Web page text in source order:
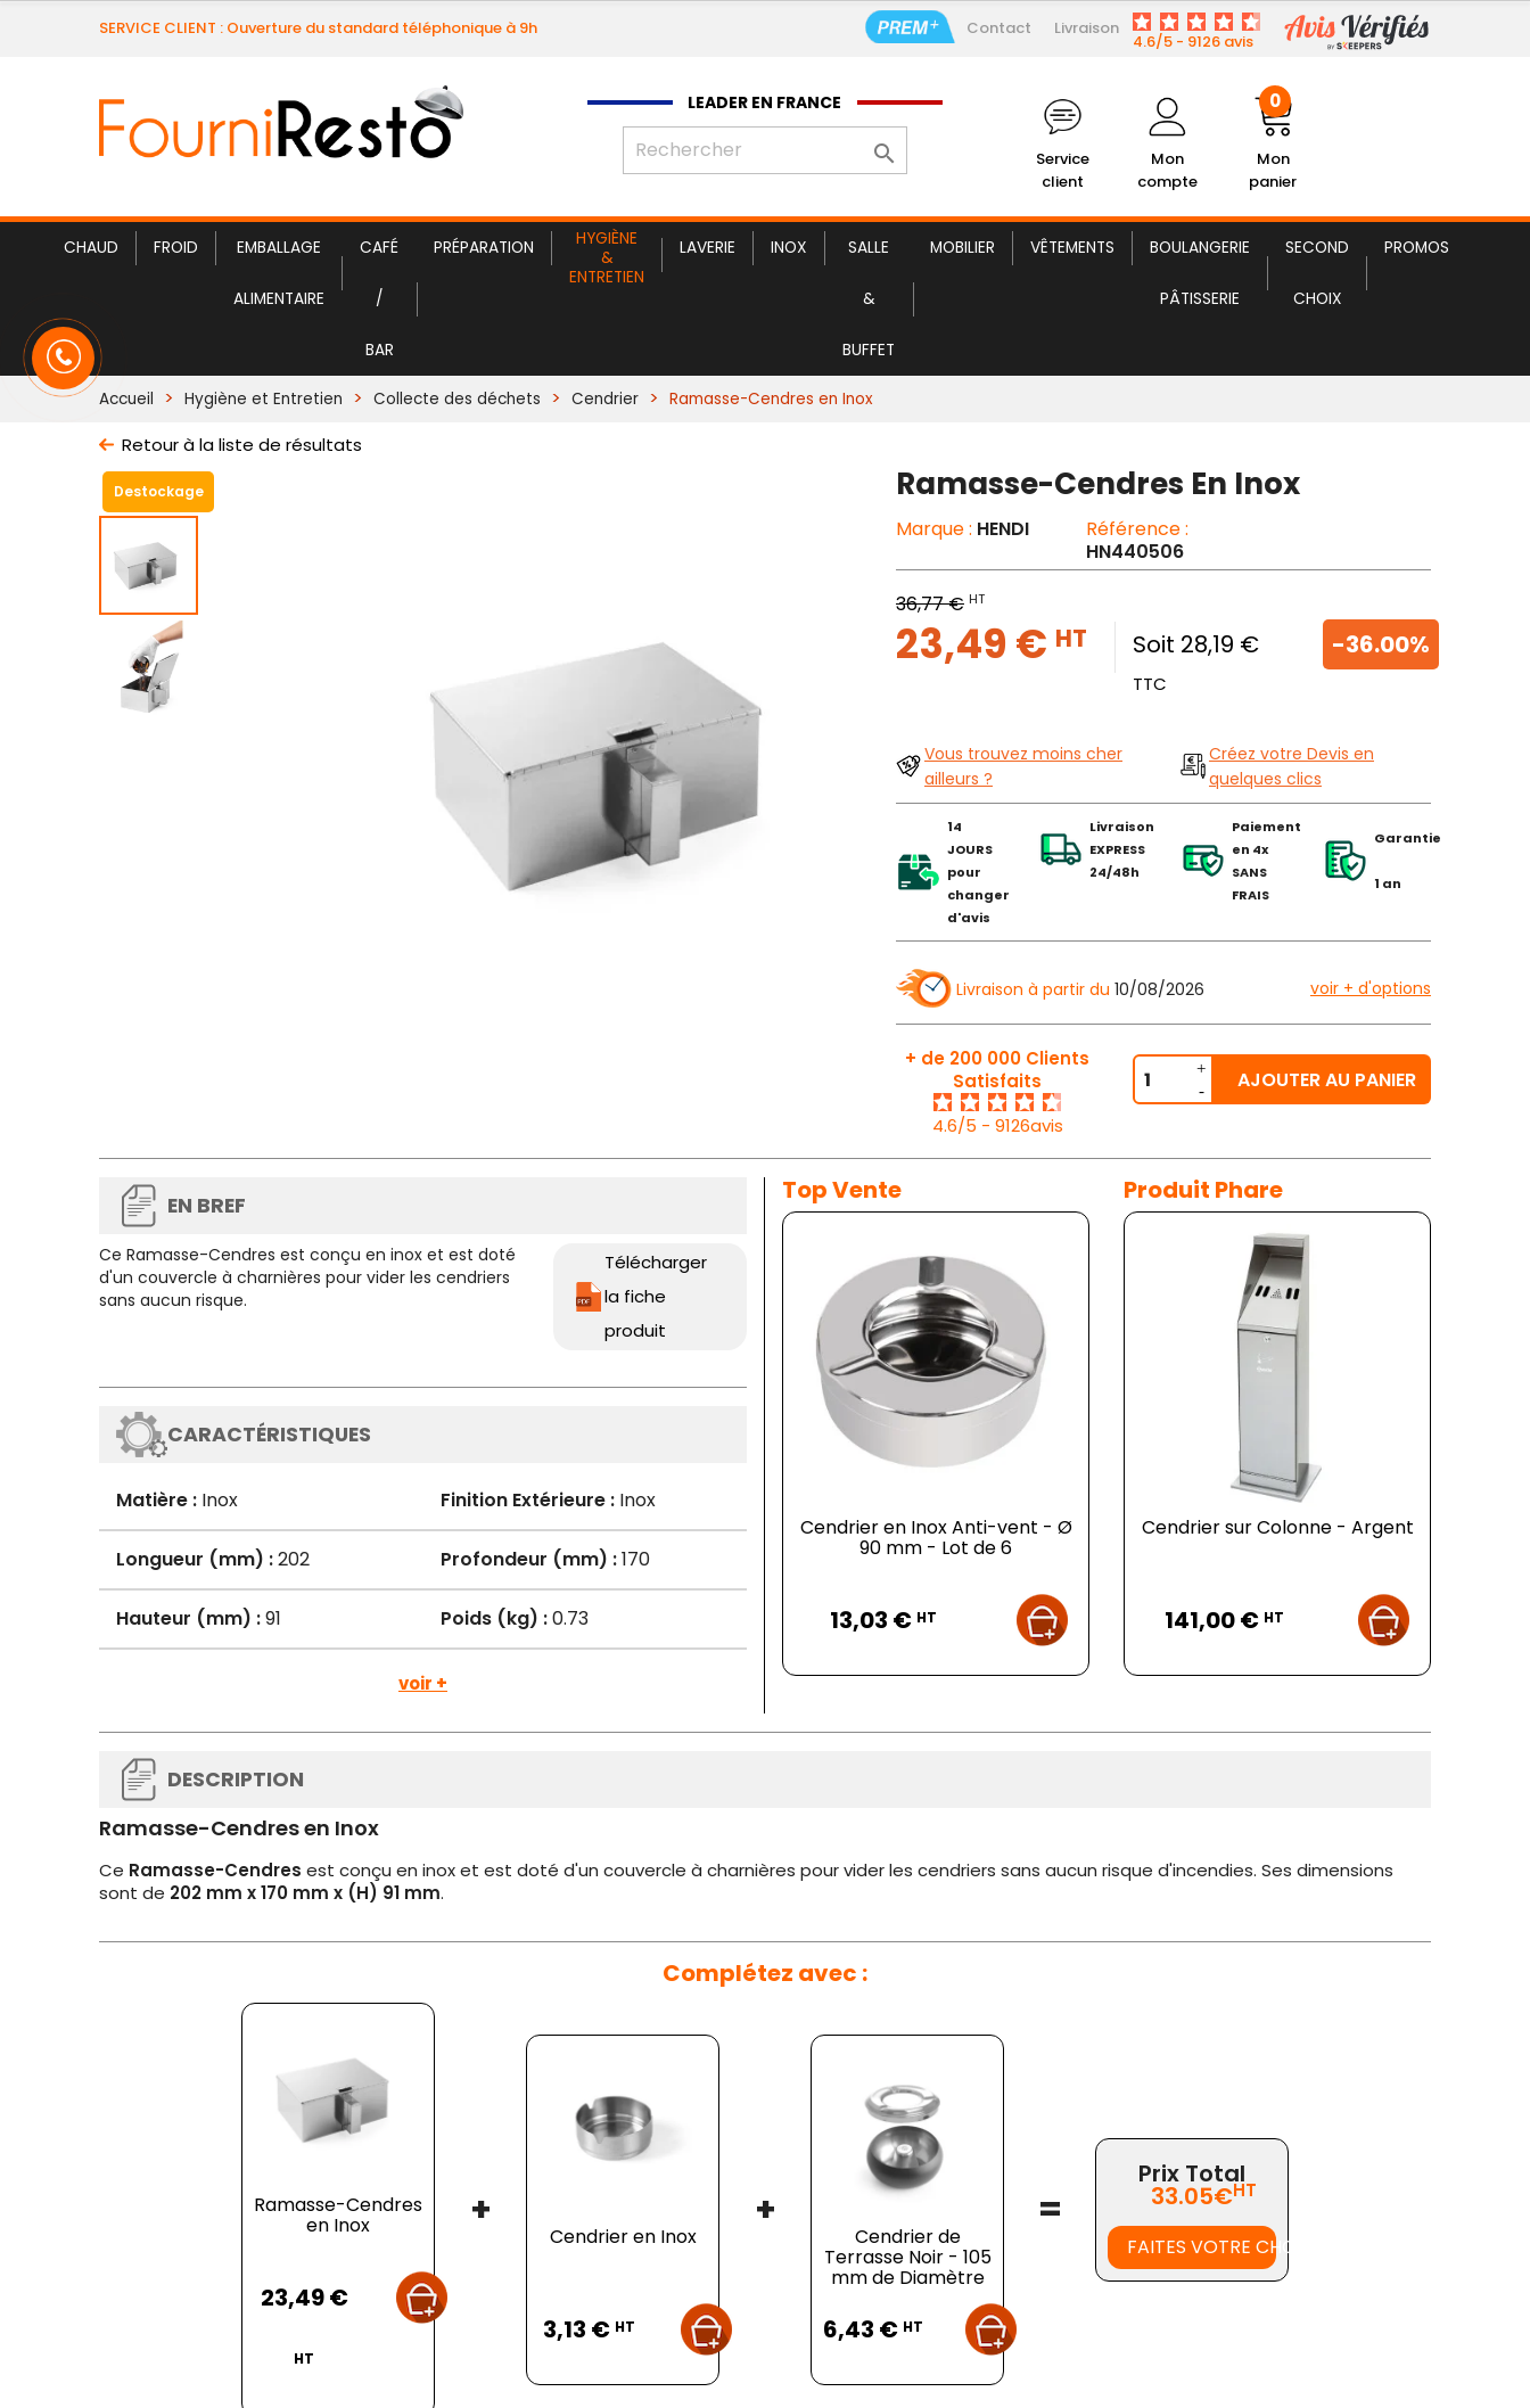
SERVICE CLIENT : Ouverture du standard téléphonique à 9h Contact Livraison
4.6/5 - 9126 avis
LEADER EN FRANCE

Service
client
Mon
compte
Mon
panier
0
CHAUD FROID EMBALLAGE
ALIMENTAIRE
CAFÉ
/
BAR
PRÉPARATION
HYGIÈNE
&
ENTRETIEN
LAVERIE INOX SALLE
&
BUFFET
MOBILIER VÊTEMENTS BOULANGERIE
PÂTISSERIE
SECOND
CHOIX
PROMOS
Ramasse-Cendres en Inox 23,49 € HT
Accueil Hygiène et Entretien Collecte des déchets Cendrier Ramasse-Cendres en Inox
Retour à la liste de résultats
Destockage Ramasse-Cendres En Inox
Marque : HENDI
Référence :
HN440506
36,77 € HT
23,49 € HT Soit 28,19 €
TTC
-36.00%
Vous trouvez moins cher
ailleurs ?
Créez votre Devis en
quelques clics
14
JOURS
pour
changer
d'avis
Livraison
EXPRESS
24/48h
Paiement
en 4x
SANS
FRAIS
Garantie
1 an
Livraison à partir du 10/08/2026 voir + d'options
+ de 200 000 Clients
Satisfaits
4.6/5 - 9126avis
AJOUTER AU PANIER
EN BREF
Ce Ramasse-Cendres est conçu en inox et est doté
d'un couvercle à charnières pour vider les cendriers
sans aucun risque.
Télécharger
la fiche
produit
CARACTÉRISTIQUES
Matière : Inox Finition Extérieure :Inox
Longueur (mm) :202 Profondeur (mm) :170
Hauteur (mm) :91 Poids (kg) :0.73
voir +
Top Vente
Cendrier en Inox Anti-vent - Ø
90 mm - Lot de 6
13,03 € HT
Produit Phare
Cendrier sur Colonne - Argent
141,00 € HT
DESCRIPTION
Ramasse-Cendres en Inox
Ce Ramasse-Cendres est conçu en inox et est doté d'un couvercle à charnières pour vider les cendriers sans aucun risque d'incendies. Ses dimensions
sont de 202 mm x 170 mm x (H) 91 mm.
Complétez avec :
Ramasse-Cendres
en Inox
23,49 €
HT
+
Cendrier en Inox
3,13 € HT
+
Cendrier de
Terrasse Noir - 105
mm de Diamètre
6,43 € HT
=
Prix Total
33.05€HT
FAITES VOTRE CHOIX